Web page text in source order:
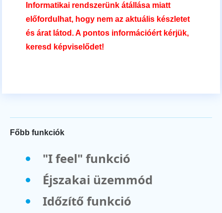
Informatikai rendszerünk átállása miatt
előfordulhat, hogy nem az aktuális készletet
és árat látod. A pontos információért kérjük,
keresd képviselődet!
Főbb funkciók
"I feel" funkció
Éjszakai üzemmód
Időzítő funkció